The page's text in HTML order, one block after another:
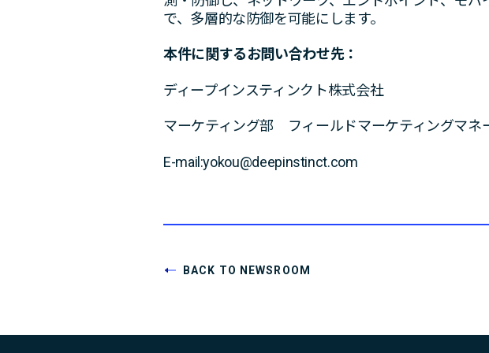
で、多層的な防御を可能にします。
本件に関するお問い合わせ先：
ディープインスティンクト株式会社
マーケティング部 フィールドマーケティングマネ
E-mail:yokou@deepinstinct.com
BACK TO NEWSROOM